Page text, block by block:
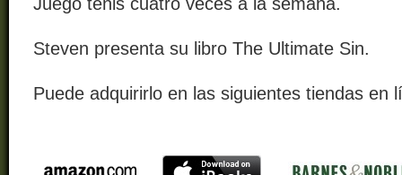
Steven presenta su libro The Ultimate Sin.
Puede adquirirlo en las siguientes tiendas en